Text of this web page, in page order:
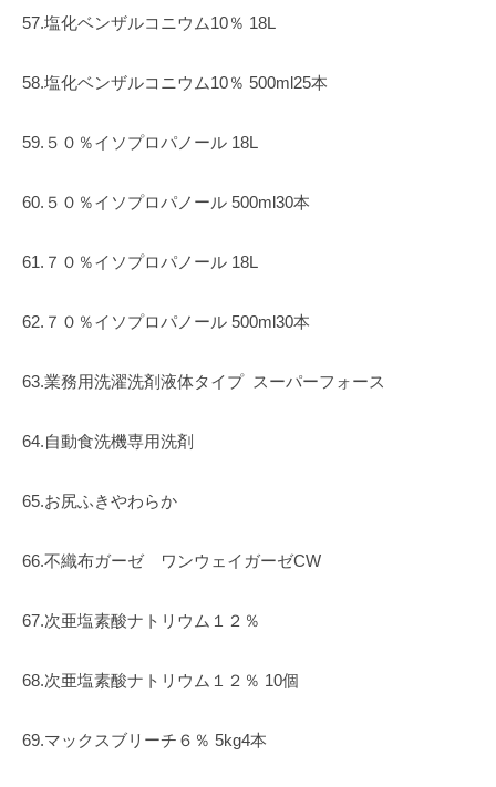
57.塩化ベンザルコニウム10％ 18L
58.塩化ベンザルコニウム10％ 500ml25本
59.５０％イソプロパノール 18L
60.５０％イソプロパノール 500ml30本
61.７０％イソプロパノール 18L
62.７０％イソプロパノール 500ml30本
63.業務用洗濯洗剤液体タイプ スーパーフォース
64.自動食洗機専用洗剤
65.お尻ふきやわらか
66.不織布ガーゼ ワンウェイガーゼCW
67.次亜塩素酸ナトリウム１２％
68.次亜塩素酸ナトリウム１２％ 10個
69.マックスブリーチ６％ 5kg4本